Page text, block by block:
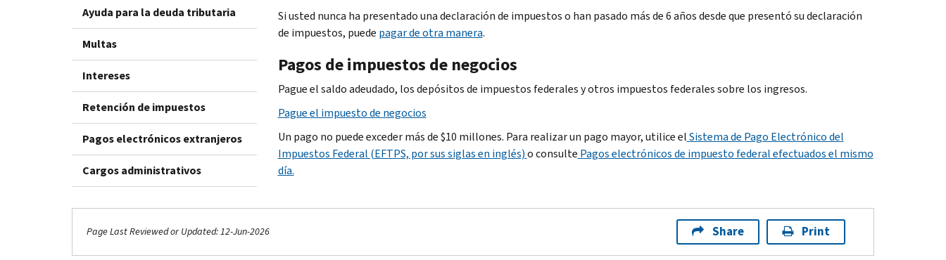
Ayuda para la deuda tributaria
Multas
Intereses
Retención de impuestos
Pagos electrónicos extranjeros
Cargos administrativos
Si usted nunca ha presentado una declaración de impuestos o han pasado más de 6 años desde que presentó su declaración
de impuestos, puede pagar de otra manera.
Pagos de impuestos de negocios
Pague el saldo adeudado, los depósitos de impuestos federales y otros impuestos federales sobre los ingresos.
Pague el impuesto de negocios
Un pago no puede exceder más de $10 millones. Para realizar un pago mayor, utilice elSistema de Pago Electrónico del
Impuestos Federal (EFTPS, por sus siglas en inglés)o consulte Pagos electrónicos de impuesto federal efectuados el mismo
día.
Page Last Reviewed or Updated: 12-Jun-2026 Share Print